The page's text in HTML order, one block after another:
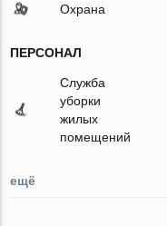
Охрана
ПЕРСОНАЛ
Служба
уборки
жилых
помещений
ещё